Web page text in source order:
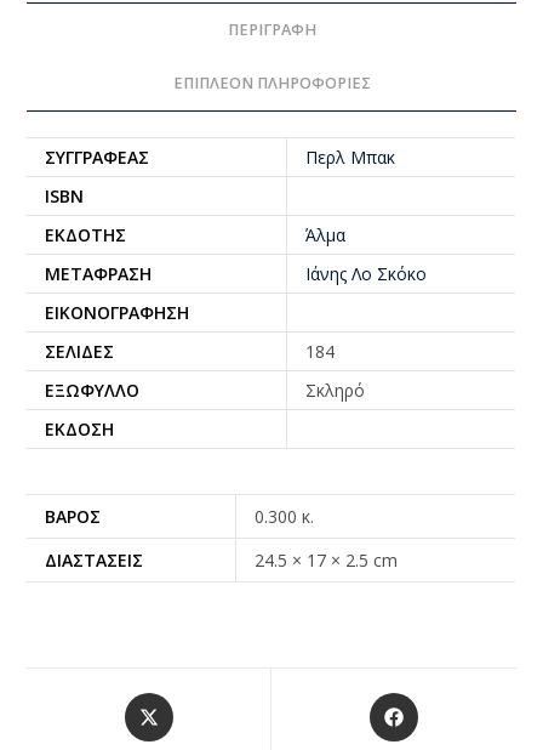
ΠΕΡΙΓΡΑΦΉ
ΕΠΙΠΛΈΟΝ ΠΛΗΡΟΦΟΡΊΕΣ
ΣΥΓΓΡΑΦΈΑΣ
Περλ Μπακ
ISBN
ΕΚΔΌΤΗΣ
Άλμα
ΜΕΤΆΦΡΑΣΗ
Ιάνης Λο Σκόκο
ΕΙΚΟΝΟΓΡΆΦΗΣΗ
ΣΕΛΊΔΕΣ
184
ΕΞΏΦΥΛΛΟ
Σκληρό
ΈΚΔΟΣΗ
ΒΆΡΟΣ
0.300 κ.
ΔΙΑΣΤΆΣΕΙΣ
24.5 × 17 × 2.5 cm